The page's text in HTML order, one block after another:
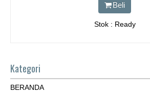
Beli
Stok : Ready
Kategori
BERANDA